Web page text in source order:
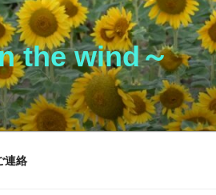
the wind～
連絡